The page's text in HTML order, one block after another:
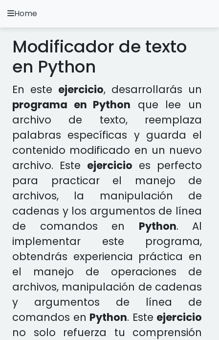
A.
Ejercicios Python
Instalación y Configuración
Metodología Python
Video Tutoriales
Ejercicios en otros Lenguajes
Home
Modificador de texto
en Python
En este ejercicio, desarrollarás un
programa en Python que lee un
archivo de texto, reemplaza
palabras específicas y guarda el
contenido modificado en un nuevo
archivo. Este ejercicio es perfecto
para practicar el manejo de
archivos, la manipulación de
cadenas y los argumentos de línea
de comandos en Python. Al
implementar este programa,
obtendrás experiencia práctica en
el manejo de operaciones de
archivos, manipulación de cadenas
y argumentos de línea de
comandos en Python. Este ejercicio
no solo refuerza tu comprensión